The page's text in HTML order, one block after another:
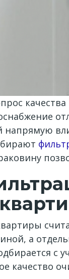
напрямую
а
с
качество